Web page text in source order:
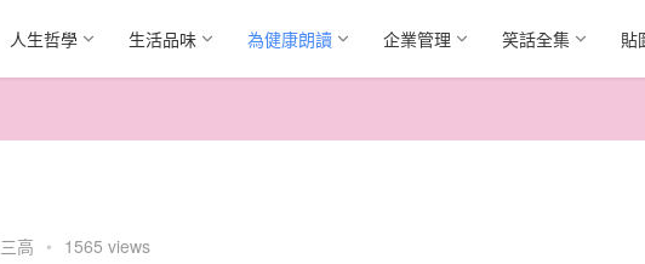
人生哲學 生活品味 為健康朗讀 企業管理 笑話全集 貼
三高 • 1565 views